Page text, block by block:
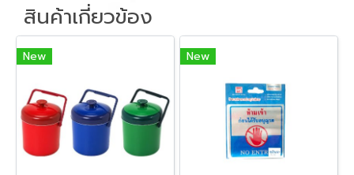
สินค้าเกี่ยวข้อง
New New